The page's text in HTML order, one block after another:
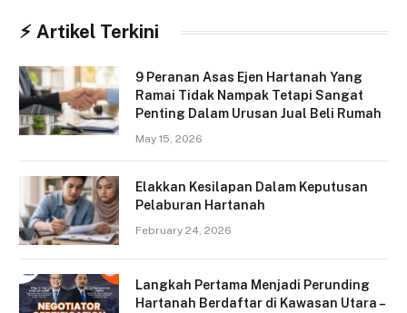
⚡︎ Artikel Terkini
9 Peranan Asas Ejen Hartanah Yang
Ramai Tidak Nampak Tetapi Sangat
Penting Dalam Urusan Jual Beli Rumah
May 15, 2026
Elakkan Kesilapan Dalam Keputusan
Pelaburan Hartanah
February 24, 2026
Langkah Pertama Menjadi Perunding
Hartanah Berdaftar di Kawasan Utara –